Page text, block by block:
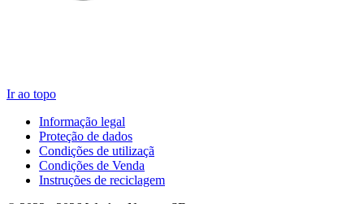
Ir ao topo
Informação legal
Proteção de dados
Condições de utilizaçã
Condições de Venda
Instruções de reciclagem